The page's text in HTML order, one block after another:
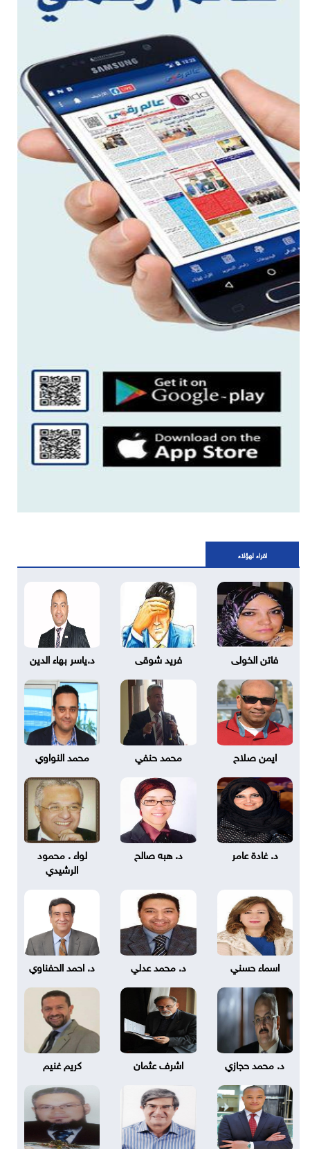
اقراء لهؤلاء
فاتن الخولى فريد شوقى د.ياسر بهاء الدين
ايمن صلاح محمد حنفي محمد النواوي
د. غادة عامر د. هبه صالح
لواء . محمود
الرشيدي
اسماء حسني د. محمد عدلي د. احمد الحفناوي
د. محمد حجازي اشرف عثمان كريم غنيم